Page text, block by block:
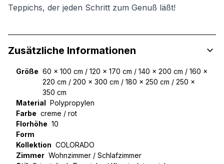
Teppichs, der jeden Schritt zum Genuß läßt!
Zusätzliche Informationen
Größe 60 x 100 cm / 120 x 170 cm / 140 x 200 cm / 160 x
220 cm / 200 x 300 cm / 180 x 250 cm / 250 x
350 cm
Material Polypropylen
Farbe creme / rot
Florhöhe 10
Form
Kollektion COLORADO
Zimmer Wohnzimmer / Schlafzimmer